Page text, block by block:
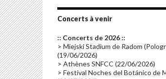
Promo 2019
Emissions 2010 Disques rares
Synthé 70's(20)
Claviériste(19) Groupe de Recherche
Concerts à venir
:: Concerts de 2026 ::
> Miejski Stadium de Radom
(19/06/2026)
> Athènes SNFCC (22/06/2026)
> Festival Noches del Botánico de